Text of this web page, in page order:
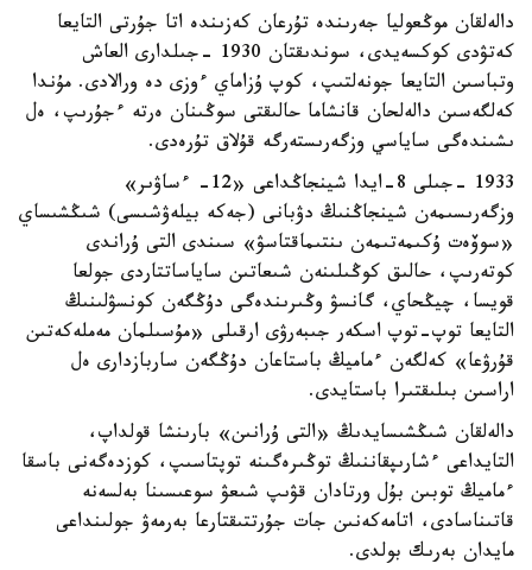
دالەلقان موڭعوليا جەرىندە تۇرعان كەزىندە اتا جۇرتى التايعا
كەتۋدى كوكسەيدى، سوندىقتان 1930 -جىلدارى العاش
وتباسىن التايعا جونەلتىپ، كوپ ۇزاماي ءوزى دە ورالادى. مۇندا
كەلگەسىن دالەلحان قانشاما حالىقتى سوڭىنان ەرتە ءجۇرىپ، ەل
ىشىندەگى ساياسي وزگەرىستەرگە قۇلاق تۇرەدى.
1933 -جىلى 8-ايدا شينجاڭداعى «12- ءساۋىر»
وزگەرىسىمەن شينجاڭنىڭ دۋبانى (جەكە بيلەۋشىسى) شىڭشىساي
«سوۆەت ۇكىمەتىمەن ىنتىماقتاسۋ» سىندى التى ۇراندى
كوتەرىپ، حالىق كوڭىلىنەن شىعاتىن ساياساتتاردى جولعا
قويسا، چيڭحاي، گانسۋ وڭىرىندەگى دۇڭگەن كونسۋلىنىڭ
التايعا توپ-توپ اسكەر جىبەرۋى ارقىلى «مۇسىلمان مەملەكەتىن
قۇرۋعا» كەلگەن ءماميڭ باستاعان دۇڭگەن ساربازدارى ەل
اراسىن بىلىقتىرا باستايدى.
دالەلقان شىڭشىسايدىڭ «التى ۇرانىن» بارىنشا قولداپ،
التايداعى ءشارىپقاننىڭ توڭىرەگىنە توپتاسىپ، كوزدەگەنى باسقا
ءماميڭ توبىن بۇل ورتادان قۋىپ شىعۋ سوعىسىنا بەلسەنە
قاتىناسادى، اتامەكەنىن جات جۇرتتىقتارعا بەرمەۋ جولىنداعى
مايدان بەرىك بولدى.